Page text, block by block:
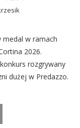
medal w ramach
2026.
rozgrywany
dużej w Predazzo.